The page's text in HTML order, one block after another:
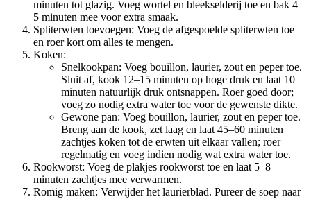
minuten tot glazig. Voeg wortel en bleekselderij toe en bak 4–
5 minuten mee voor extra smaak.
Spliterwten toevoegen: Voeg de afgespoelde spliterwten toe
en roer kort om alles te mengen.
Koken:
Snelkookpan: Voeg bouillon, laurier, zout en peper toe.
Sluit af, kook 12–15 minuten op hoge druk en laat 10
minuten natuurlijk druk ontsnappen. Roer goed door;
voeg zo nodig extra water toe voor de gewenste dikte.
Gewone pan: Voeg bouillon, laurier, zout en peper toe.
Breng aan de kook, zet laag en laat 45–60 minuten
zachtjes koken tot de erwten uit elkaar vallen; roer
regelmatig en voeg indien nodig wat extra water toe.
Rookworst: Voeg de plakjes rookworst toe en laat 5–8
minuten zachtjes mee verwarmen.
Romig maken: Verwijder het laurierblad. Pureer de soep naar